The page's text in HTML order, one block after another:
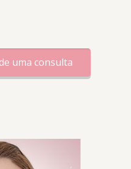
uma consulta